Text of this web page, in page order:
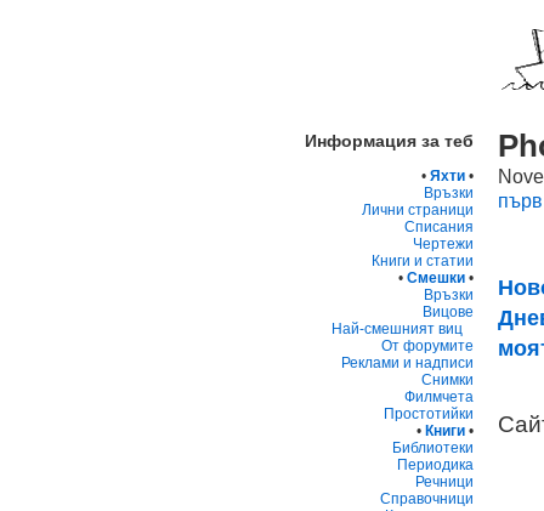
Информация за теб
• Яхти •
Връзки
Лични страници
Списания
Чертежи
Книги и статии
• Смешки •
Връзки
Вицове
Най-смешният виц
От форумите
Реклами и надписи
Снимки
Филмчета
Простотийки
• Книги •
Библиотеки
Периодика
Речници
Справочници